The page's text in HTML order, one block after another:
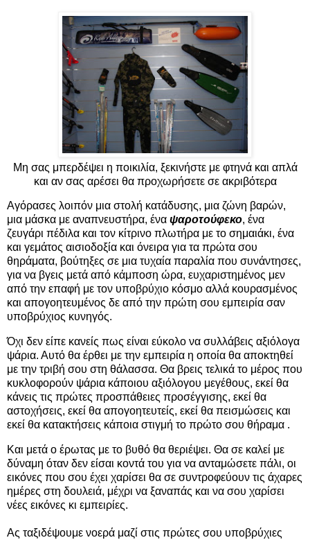
Μη σας μπερδέψει η ποικιλία, ξεκινήστε με φτηνά και απλά
και αν σας αρέσει θα προχωρήσετε σε ακριβότερα
Αγόρασες λοιπόν μια στολή κατάδυσης, μια ζώνη βαρών,
μια μάσκα με αναπνευστήρα, ένα ψαροτούφεκο, ένα
ζευγάρι πέδιλα και τον κίτρινο πλωτήρα με το σημαιάκι, ένα
και γεμάτος αισιοδοξία και όνειρα για τα πρώτα σου
θηράματα, βούτηξες σε μια τυχαία παραλία που συνάντησες,
για να βγεις μετά από κάμποση ώρα, ευχαριστημένος μεν
από την επαφή με τον υποβρύχιο κόσμο αλλά κουρασμένος
και απογοητευμένος δε από την πρώτη σου εμπειρία σαν
υποβρύχιος κυνηγός.
Όχι δεν είπε κανείς πως είναι εύκολο να συλλάβεις αξιόλογα
ψάρια. Αυτό θα έρθει με την εμπειρία η οποία θα αποκτηθεί
με την τριβή σου στη θάλασσα. Θα βρεις τελικά το μέρος που
κυκλοφορούν ψάρια κάποιου αξιόλογου μεγέθους, εκεί θα
κάνεις τις πρώτες προσπάθειες προσέγγισης, εκεί θα
αστοχήσεις, εκεί θα απογοητευτείς, εκεί θα πεισμώσεις και
εκεί θα κατακτήσεις κάποια στιγμή το πρώτο σου θήραμα .
Και μετά ο έρωτας με το βυθό θα θεριέψει. Θα σε καλεί με
δύναμη όταν δεν είσαι κοντά του για να ανταμώσετε πάλι, οι
εικόνες που σου έχει χαρίσει θα σε συντροφεύουν τις άχαρες
ημέρες στη δουλειά, μέχρι να ξαναπάς και να σου χαρίσει
νέες εικόνες κι εμπειρίες.
Ας ταξιδέψουμε νοερά μαζί στις πρώτες σου υποβρύχιες